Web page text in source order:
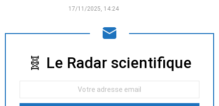
17/11/2025, 14:24
NEWSLETTER
🧬 Le Radar scientifique
: